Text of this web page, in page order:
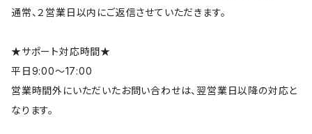
通常、２営業日以内にご返信させていただきます。
★サポート対応時間★
平日9:00～17:00
営業時間外にいただいたお問い合わせは、翌営業日以降の対応と
なります。